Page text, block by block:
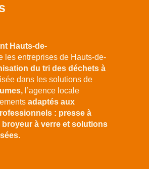
Hauts-de-
les entreprises de Hauts-de-
du tri des déchets à
dans les solutions de
l’agence locale
adaptés aux
: presse à
broyeur à verre et solutions